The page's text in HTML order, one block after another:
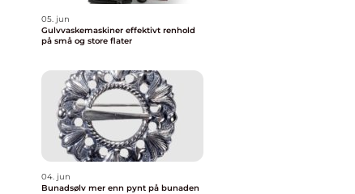
05. jun
Gulvvaskemaskiner effektivt renhold
på små og store flater
04. jun
Bunadsølv mer enn pynt på bunaden